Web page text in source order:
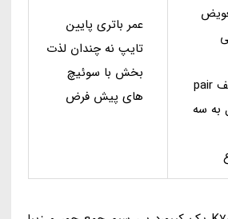
حالت های مختلف pair
به سه
عمر باتری پایین
تایپ نه چندان لذت
بخش با سوئیچ
های پیش فرض